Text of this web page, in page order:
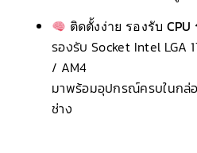
ติดตั้งง่าย รองรับ
รองรับ Socket Intel LGA
/ AM4
มาพร้อมอุปกรณ์ครบในก
ช่าง